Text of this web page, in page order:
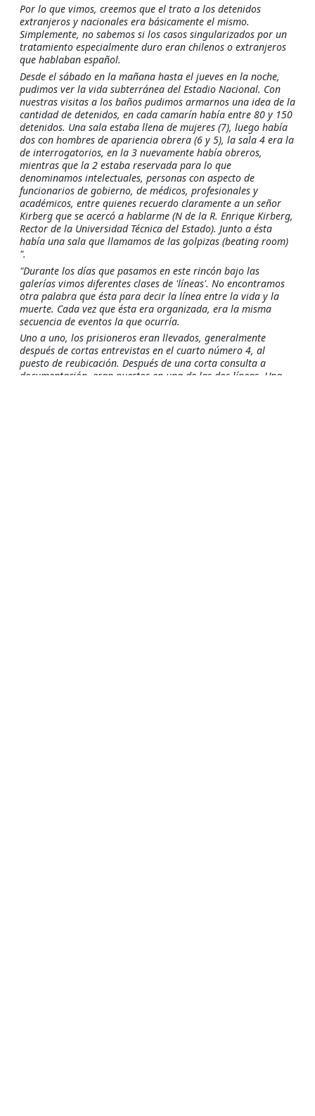
Por lo que vimos, creemos que el trato a los detenidos
extranjeros y nacionales era básicamente el mismo.
Simplemente, no sabemos si los casos singularizados por un
tratamiento especialmente duro eran chilenos o extranjeros
que hablaban español.
Desde el sábado en la mañana hasta el jueves en la noche,
pudimos ver la vida subterránea del Estadio Nacional. Con
nuestras visitas a los baños pudimos armarnos una idea de la
cantidad de detenidos, en cada camarín había entre 80 y 150
detenidos. Una sala estaba llena de mujeres (7), luego había
dos con hombres de apariencia obrera (6 y 5), la sala 4 era la
de interrogatorios, en la 3 nuevamente había obreros,
mientras que la 2 estaba reservada para lo que
denominamos intelectuales, personas con aspecto de
funcionarios de gobierno, de médicos, profesionales y
académicos, entre quienes recuerdo claramente a un señor
Kirberg que se acercó a hablarme (N de la R. Enrique Kirberg,
Rector de la Universidad Técnica del Estado). Junto a ésta
había una sala que llamamos de las golpizas (beating room)
".
"Durante los días que pasamos en este rincón bajo las
galerías vimos diferentes clases de 'líneas'. No encontramos
otra palabra que ésta para decir la línea entre la vida y la
muerte. Cada vez que ésta era organizada, era la misma
secuencia de eventos la que ocurría.
Uno a uno, los prisioneros eran llevados, generalmente
después de cortas entrevistas en el cuarto número 4, al
puesto de reubicación. Después de una corta consulta a
documentación, eran puestos en una de las dos líneas. Una